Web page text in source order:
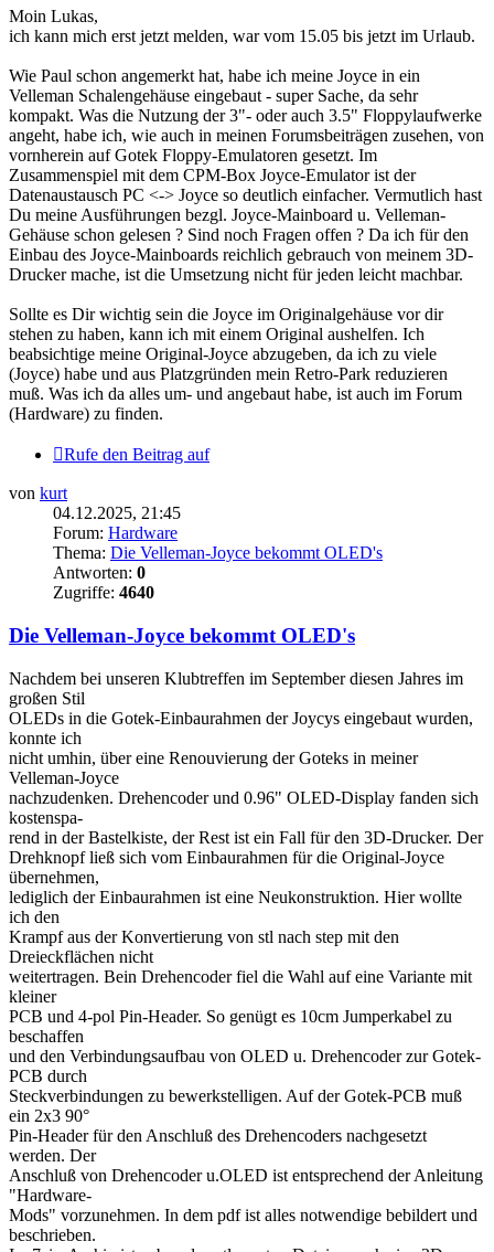
Moin Lukas,
ich kann mich erst jetzt melden, war vom 15.05 bis jetzt im Urlaub.
Wie Paul schon angemerkt hat, habe ich meine Joyce in ein
Velleman Schalengehäuse eingebaut - super Sache, da sehr
kompakt. Was die Nutzung der 3"- oder auch 3.5" Floppylaufwerke
angeht, habe ich, wie auch in meinen Forumsbeiträgen zusehen, von
vornherein auf Gotek Floppy-Emulatoren gesetzt. Im
Zusammenspiel mit dem CPM-Box Joyce-Emulator ist der
Datenaustausch PC <-> Joyce so deutlich einfacher. Vermutlich hast
Du meine Ausführungen bezgl. Joyce-Mainboard u. Velleman-
Gehäuse schon gelesen ? Sind noch Fragen offen ? Da ich für den
Einbau des Joyce-Mainboards reichlich gebrauch von meinem 3D-
Drucker mache, ist die Umsetzung nicht für jeden leicht machbar.
Sollte es Dir wichtig sein die Joyce im Originalgehäuse vor dir
stehen zu haben, kann ich mit einem Original aushelfen. Ich
beabsichtige meine Original-Joyce abzugeben, da ich zu viele
(Joyce) habe und aus Platzgründen mein Retro-Park reduzieren
muß. Was ich da alles um- und angebaut habe, ist auch im Forum
(Hardware) zu finden.
Rufe den Beitrag auf
von kurt
04.12.2025, 21:45
Forum: Hardware
Thema: Die Velleman-Joyce bekommt OLED's
Antworten: 0
Zugriffe: 4640
Die Velleman-Joyce bekommt OLED's
Nachdem bei unseren Klubtreffen im September diesen Jahres im
großen Stil
OLEDs in die Gotek-Einbaurahmen der Joycys eingebaut wurden,
konnte ich
nicht umhin, über eine Renouvierung der Goteks in meiner
Velleman-Joyce
nachzudenken. Drehencoder und 0.96" OLED-Display fanden sich
kostenspa-
rend in der Bastelkiste, der Rest ist ein Fall für den 3D-Drucker. Der
Drehknopf ließ sich vom Einbaurahmen für die Original-Joyce
übernehmen,
lediglich der Einbaurahmen ist eine Neukonstruktion. Hier wollte
ich den
Krampf aus der Konvertierung von stl nach step mit den
Dreieckflächen nicht
weitertragen. Bein Drehencoder fiel die Wahl auf eine Variante mit
kleiner
PCB und 4-pol Pin-Header. So genügt es 10cm Jumperkabel zu
beschaffen
und den Verbindungsaufbau von OLED u. Drehencoder zur Gotek-
PCB durch
Steckverbindungen zu bewerkstelligen. Auf der Gotek-PCB muß
ein 2x3 90°
Pin-Header für den Anschluß des Drehencoders nachgesetzt
werden. Der
Anschluß von Drehencoder u.OLED ist entsprechend der Anleitung
"Hardware-
Mods" vorzunehmen. In dem pdf ist alles notwendige bebildert und
beschrieben.